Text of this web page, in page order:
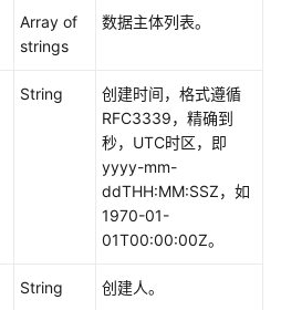
Array of
strings
数据主体列表。
String
创建时间，格式遵循
RFC3339，精确到
秒，UTC时区，即
yyyy-mm-
ddTHH:MM:SSZ，如
1970-01-
01T00:00:00Z。
String 创建人。